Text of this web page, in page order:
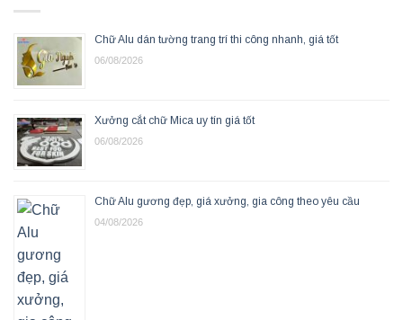
Chữ Alu dán tường trang trí thi công nhanh, giá tốt
06/08/2026
Xưởng cắt chữ Mica uy tín giá tốt
06/08/2026
Chữ Alu gương đẹp, giá xưởng, gia công theo yêu cầu
04/08/2026